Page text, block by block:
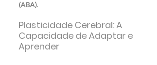
(ABA).
Plasticidade Cerebral: A
Capacidade de Adaptar e
Aprender